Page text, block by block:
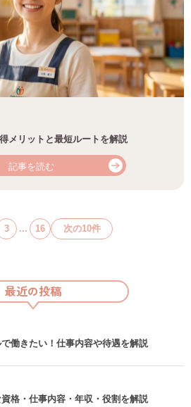
メリットと最短ルートを解説
記事を読む
3 ... 次の10件
16
最近の投稿
働きたい！仕事内容や待遇を解説
格・仕事内容・年収・役割を解説